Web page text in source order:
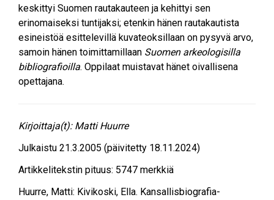
keskittyi Suomen rautakauteen ja kehittyi sen
erinomaiseksi tuntijaksi; etenkin hänen rautakautista
esineistöä esittelevillä kuvateoksillaan on pysyvä arvo,
samoin hänen toimittamillaan Suomen arkeologisilla
bibliografioilla. Oppilaat muistavat hänet oivallisena
opettajana.
Kirjoittaja(t): Matti Huurre
Julkaistu 21.3.2005 (päivitetty 18.11.2024)
Artikkelitekstin pituus: 5747 merkkiä
Huurre, Matti: Kivikoski, Ella. Kansallisbiografia-